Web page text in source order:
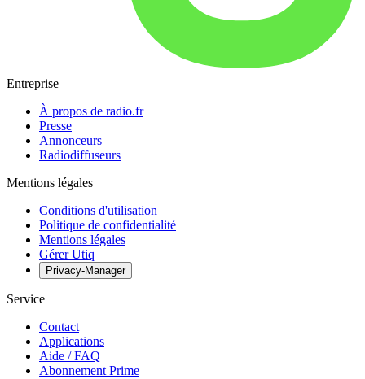
Entreprise
À propos de radio.fr
Presse
Annonceurs
Radiodiffuseurs
Mentions légales
Conditions d'utilisation
Politique de confidentialité
Mentions légales
Gérer Utiq
Privacy-Manager
Service
Contact
Applications
Aide / FAQ
Abonnement Prime